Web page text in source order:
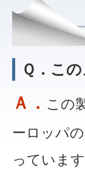
Ｑ．こ
Ａ． この
ーロッパ
っていま